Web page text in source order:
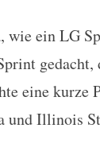
wie ein LG
gedacht,
eine kurze
und Illinois